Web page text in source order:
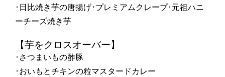
･日比焼き芋の唐揚げ･プレミアムクレープ･元祖ハニ
ーチーズ焼き芋
【芋をクロスオーバー】
･さつまいもの酢豚
･おいもとチキンの粒マスタードカレー